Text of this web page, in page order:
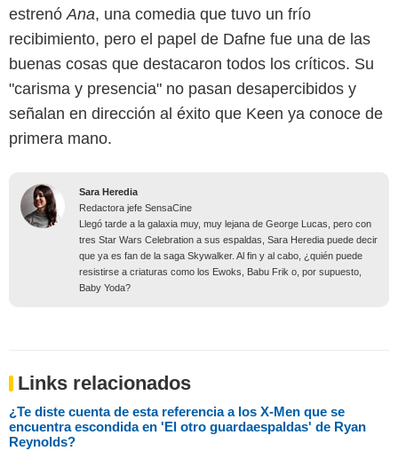
estrenóAna, una comedia que tuvo un frío
recibimiento, pero el papel de Dafne fue una de las
buenas cosas que destacaron todos los críticos. Su
"carisma y presencia" no pasan desapercibidos y
señalan en dirección al éxito que Keen ya conoce de
primera mano.
Sara Heredia
Redactora jefe SensaCine
Llegó tarde a la galaxia muy, muy lejana de George Lucas, pero con
tres Star Wars Celebration a sus espaldas, Sara Heredia puede decir
que ya es fan de la saga Skywalker. Al fin y al cabo, ¿quién puede
resistirse a criaturas como los Ewoks, Babu Frik o, por supuesto,
Baby Yoda?
Links relacionados
¿Te diste cuenta de esta referencia a los X-Men que se
encuentra escondida en 'El otro guardaespaldas' de Ryan
Reynolds?